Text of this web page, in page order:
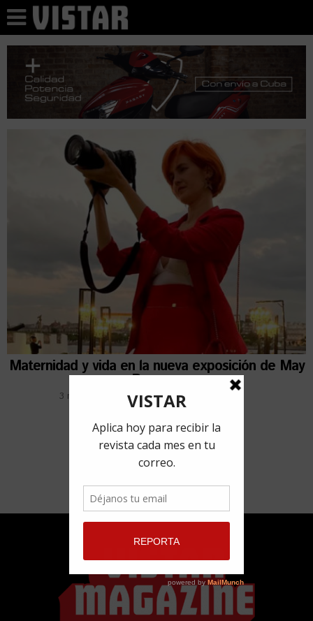
Maternidad y vida en la nueva exposición de May
Reguera
3 noviembre, 2022 porRedacción VISTAR